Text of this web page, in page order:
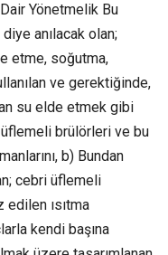
Dair Yönetmelik Bu
anılacak olan;
etme, soğutma,
ve gerektiğinde,
su elde etmek gibi
brülörleri ve bu
b) Bundan
cebri üflemeli
ısıtma
kendi başına